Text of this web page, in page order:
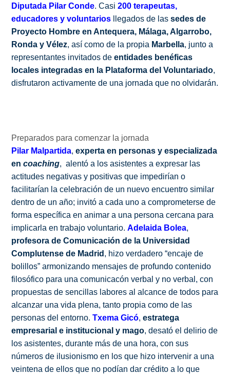
Diputada Pilar Conde. Casi200 terapeutas,
educadores y voluntarios llegados de lassedes de
Proyecto Hombre en Antequera, Málaga, Algarrobo,
Ronda y Vélez, así como de la propia Marbella, junto a
representantes invitados de entidades benéficas
locales integradas en la Plataforma del Voluntariado,
disfrutaron activamente de una jornada que no olvidarán.
Preparados para comenzar la jornada
Pilar Malpartida, experta en personas y especializada
encoaching, alentó a los asistentes a expresar las
actitudes negativas y positivas que impedirían o
facilitarían la celebración de un nuevo encuentro similar
dentro de un año; invitó a cada uno a comprometerse de
forma específica en animar a una persona cercana para
implicarla en trabajo voluntario.Adelaida Bolea,
profesora de Comunicación de la Universidad
Complutense de Madrid , hizo verdadero “encaje de
bolillos” armonizando mensajes de profundo contenido
filosófico para una comunicacón verbal y no verbal, con
propuestas de sencillas labores al alcance de todos para
alcanzar una vida plena, tanto propia como de las
personas del entorno.Txema Gicó, estratega
empresarial e institucional y mago, desató el delirio de
los asistentes, durante más de una hora, con sus
números de ilusionismo en los que hizo intervenir a una
veintena de ellos que no podían dar crédito a lo que